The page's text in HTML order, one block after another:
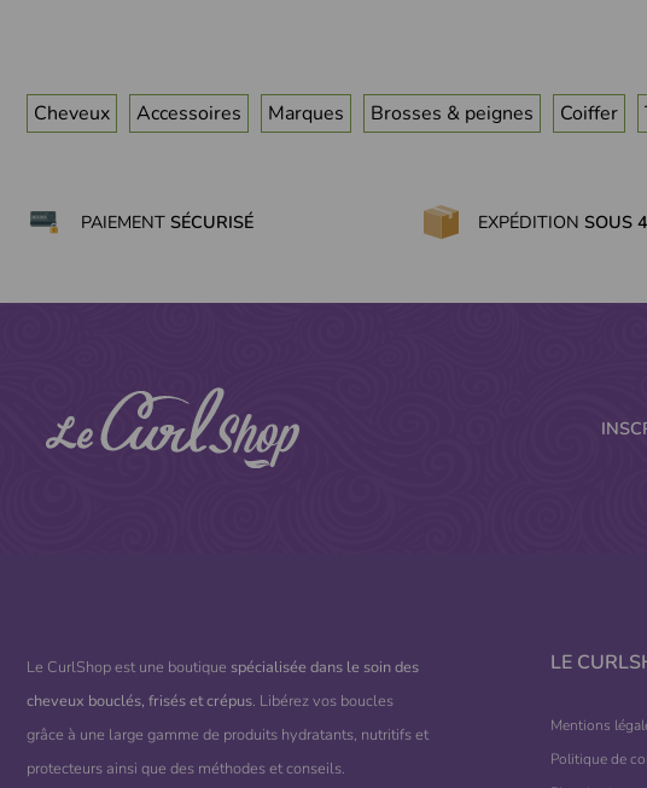
Cheveux Accessoires Marques Brosses & peignes Coiffer
PAIEMENT SÉCURISÉ EXPÉDITION SOUS
Le CurlShop est une boutique spécialisée dans le soin des
cheveux bouclés, frisés et crépus. Libérez vos boucles
grâce à une large gamme de produits hydratants, nutritifs et
protecteurs ainsi que des méthodes et conseils.
LE
Mentions
Politique de